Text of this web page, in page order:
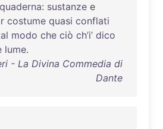
: sustanze e
costume quasi conflati
modo che ciò ch’i’ dico
lume.
- La Divina Commedia di
Dante